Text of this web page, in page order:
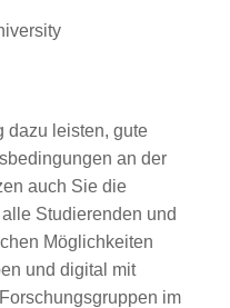
dazu leisten, gute
an der
auch Sie die
Studierenden und
Möglichkeiten
und digital mit
im